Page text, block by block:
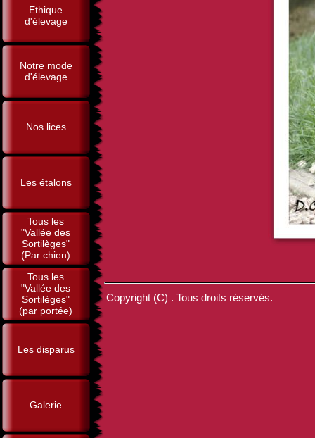
Ethique
d'élevage
Notre mode
d'élevage
Nos lices
Les étalons
Tous les
"Vallée des
Sortilèges"
(Par chien)
Tous les
"Vallée des
Sortilèges"
(par portée)
Les disparus
Galerie
Copyright (C) . Tous droits réservés.